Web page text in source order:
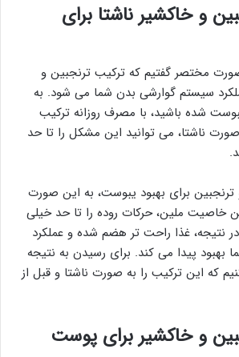
و خاکشیر ناشتا برای
مختصر گفتیم که ترکیب ترنجبین و
سیستم گوارشی بدن شما می شود. به
شده باشید، با مصرف روزانه ترکیب
ناشتا، می توانید این مشکل را تا حد
ترنجبین برای بهبود یبوست، به این صورت
خاصیت ملین، حرکات روده را تا حد خیلی
نتیجه، غذا راحت تر هضم شده و عملکرد
بهبود پیدا می کند. برای رسیدن به نتیجه
که این ترکیب را به صورت ناشتا و قبل از